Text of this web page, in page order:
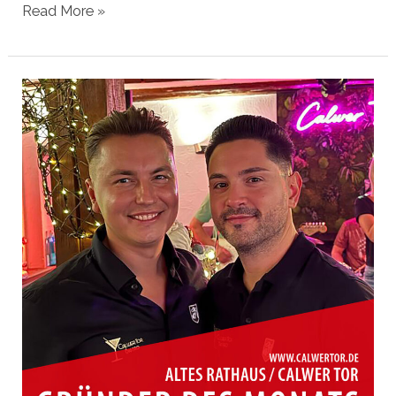
Gründer
Monats
Mai
2025
|
Renningen
Read More »